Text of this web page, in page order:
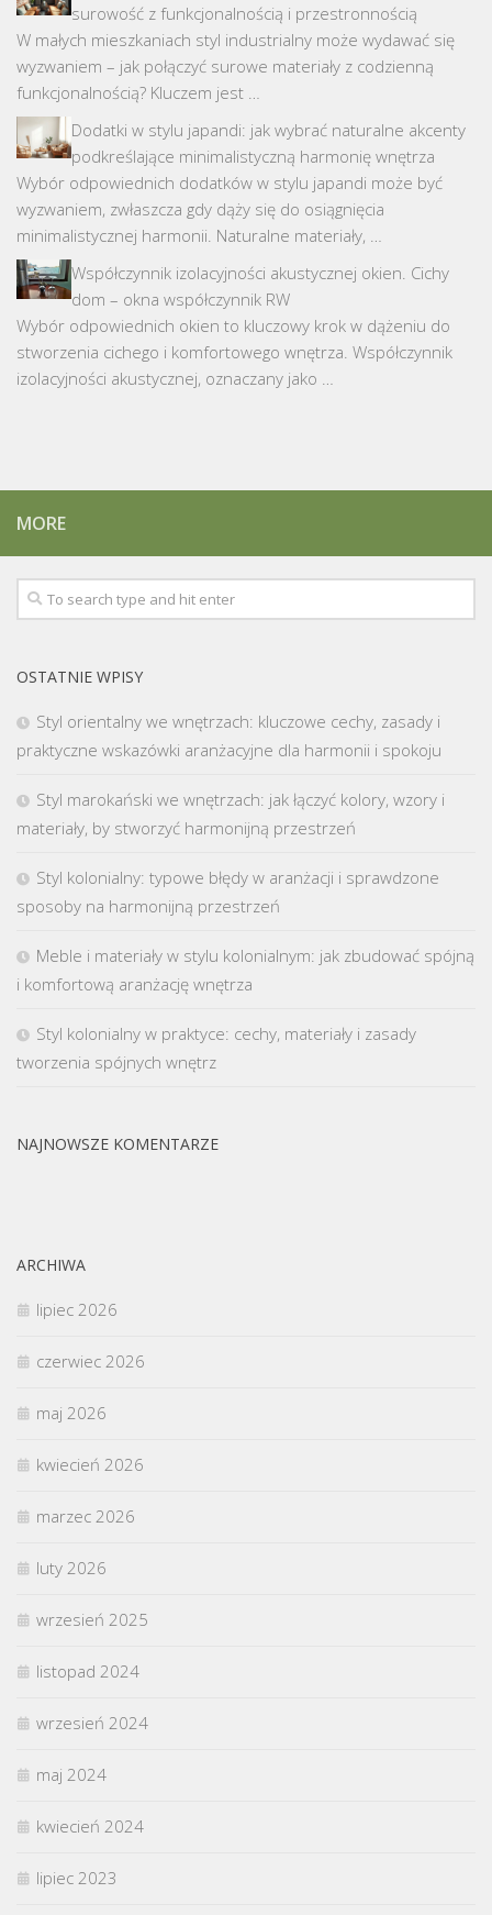
surowość z funkcjonalnością i przestronnością
W małych mieszkaniach styl industrialny może wydawać się
wyzwaniem – jak połączyć surowe materiały z codzienną
funkcjonalnością? Kluczem jest …
Dodatki w stylu japandi: jak wybrać naturalne akcenty
podkreślające minimalistyczną harmonię wnętrza
Wybór odpowiednich dodatków w stylu japandi może być
wyzwaniem, zwłaszcza gdy dąży się do osiągnięcia
minimalistycznej harmonii. Naturalne materiały, …
Współczynnik izolacyjności akustycznej okien. Cichy
dom – okna współczynnik RW
Wybór odpowiednich okien to kluczowy krok w dążeniu do
stworzenia cichego i komfortowego wnętrza. Współczynnik
izolacyjności akustycznej, oznaczany jako …
MORE
OSTATNIE WPISY
Styl orientalny we wnętrzach: kluczowe cechy, zasady i
praktyczne wskazówki aranżacyjne dla harmonii i spokoju
Styl marokański we wnętrzach: jak łączyć kolory, wzory i
materiały, by stworzyć harmonijną przestrzeń
Styl kolonialny: typowe błędy w aranżacji i sprawdzone
sposoby na harmonijną przestrzeń
Meble i materiały w stylu kolonialnym: jak zbudować spójną
i komfortową aranżację wnętrza
Styl kolonialny w praktyce: cechy, materiały i zasady
tworzenia spójnych wnętrz
NAJNOWSZE KOMENTARZE
ARCHIWA
lipiec 2026
czerwiec 2026
maj 2026
kwiecień 2026
marzec 2026
luty 2026
wrzesień 2025
listopad 2024
wrzesień 2024
maj 2024
kwiecień 2024
lipiec 2023